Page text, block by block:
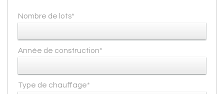
Nombre de lots*
Année de construction*
Type de chauffage*